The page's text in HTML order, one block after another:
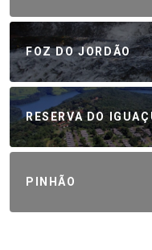
FOZ DO JORDÃO
RESERVA DO
PINHÃO